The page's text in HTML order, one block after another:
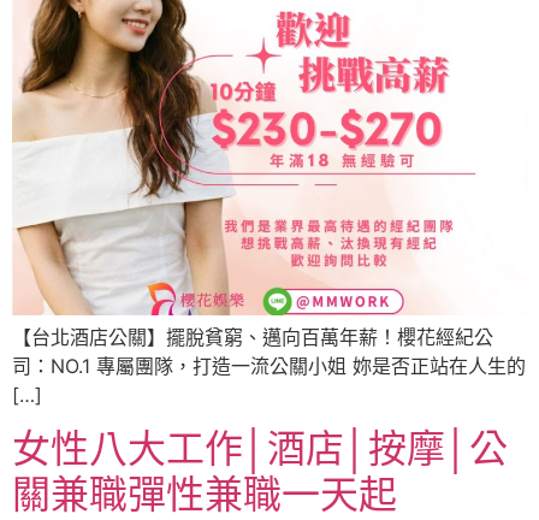
【台北酒店公關】擺脫貧窮、邁向百萬年薪！櫻花經紀公
司：NO.1 專屬團隊，打造一流公關小姐 妳是否正站在人生的
[…]
女性八大工作│酒店│按摩│公
關兼職彈性兼職一天起